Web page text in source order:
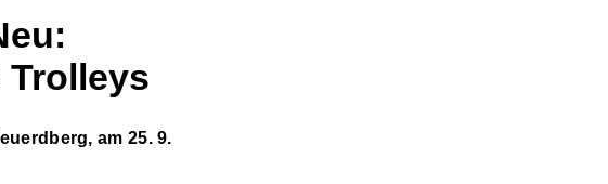
Trolleys
am 25. 9.